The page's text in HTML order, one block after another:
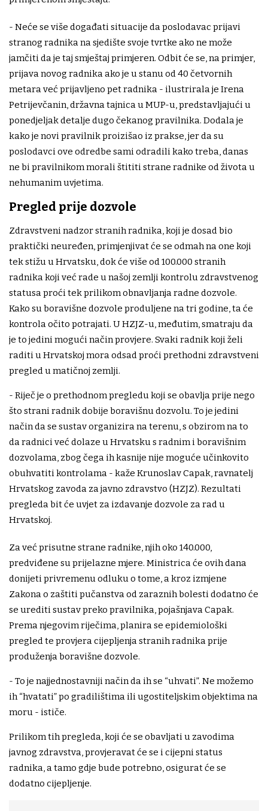
- Neće se više događati situacije da poslodavac prijavi
stranog radnika na sjedište svoje tvrtke ako ne može
jamčiti da je taj smještaj primjeren. Odbit će se, na primjer,
prijava novog radnika ako je u stanu od 40 četvornih
metara već prijavljeno pet radnika - ilustrirala je Irena
Petrijevčanin, državna tajnica u MUP-u, predstavljajući u
ponedjeljak detalje dugo čekanog pravilnika. Dodala je
kako je novi pravilnik proizišao iz prakse, jer da su
poslodavci ove odredbe sami odradili kako treba, danas
ne bi pravilnikom morali štititi strane radnike od života u
nehumanim uvjetima.
Pregled prije dozvole
Zdravstveni nadzor stranih radnika, koji je dosad bio
praktički neuređen, primjenjivat će se odmah na one koji
tek stižu u Hrvatsku, dok će više od 100.000 stranih
radnika koji već rade u našoj zemlji kontrolu zdravstvenog
statusa proći tek prilikom obnavljanja radne dozvole.
Kako su boravišne dozvole produljene na tri godine, ta će
kontrola očito potrajati. U HZJZ-u, međutim, smatraju da
je to jedini mogući način provjere. Svaki radnik koji želi
raditi u Hrvatskoj mora odsad proći prethodni zdravstveni
pregled u matičnoj zemlji.
- Riječ je o prethodnom pregledu koji se obavlja prije nego
što strani radnik dobije boravišnu dozvolu. To je jedini
način da se sustav organizira na terenu, s obzirom na to
da radnici već dolaze u Hrvatsku s radnim i boravišnim
dozvolama, zbog čega ih kasnije nije moguće učinkovito
obuhvatiti kontrolama - kaže Krunoslav Capak, ravnatelj
Hrvatskog zavoda za javno zdravstvo (HZJZ). Rezultati
pregleda bit će uvjet za izdavanje dozvole za rad u
Hrvatskoj.
Za već prisutne strane radnike, njih oko 140.000,
predviđene su prijelazne mjere. Ministrica će ovih dana
donijeti privremenu odluku o tome, a kroz izmjene
Zakona o zaštiti pučanstva od zaraznih bolesti dodatno će
se urediti sustav preko pravilnika, pojašnjava Capak.
Prema njegovim riječima, planira se epidemiološki
pregled te provjera cijepljenja stranih radnika prije
produženja boravišne dozvole.
- To je najjednostavniji način da ih se “uhvati”. Ne možemo
ih “hvatati” po gradilištima ili ugostiteljskim objektima na
moru - ističe.
Prilikom tih pregleda, koji će se obavljati u zavodima
javnog zdravstva, provjeravat će se i cijepni status
radnika, a tamo gdje bude potrebno, osigurat će se
dodatno cijepljenje.